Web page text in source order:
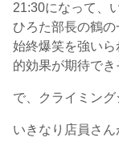
21:30になって、
ひろた部長の鶴の
始終爆笑を強い
的効果が期待でき
で、クライミン
いきなり店員さん